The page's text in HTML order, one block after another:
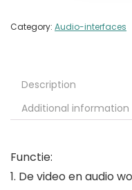
Category: Audio-interfaces
Description
Additional information
Functie:
1. De video en audio